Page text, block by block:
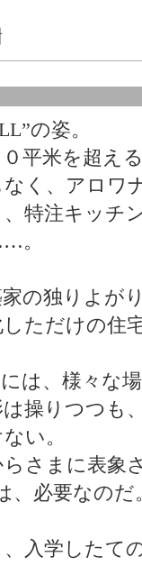
の姿。
０平米を超え
なく、アロワ
特注キッチ
。
の独りよが
しただけの住
には、様々な
は操りつつも
い。
らさまに表象
、必要なのだ
、入学したて